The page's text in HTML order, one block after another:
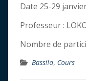
Date 25-29
Professeur :
Nombre de
Bassila, Cours